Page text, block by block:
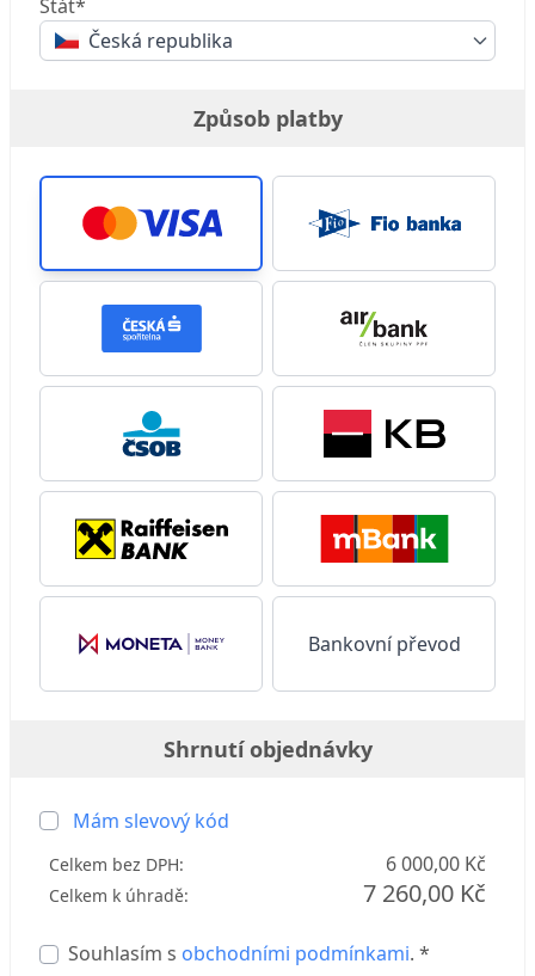
Stát*
Česká republika
Způsob platby
Bankovní převod
Shrnutí objednávky
Mám slevový kód
Celkem bez DPH: 6 000,00 Kč
Celkem k úhradě: 7 260,00 Kč
Souhlasím s obchodními podmínkami. *